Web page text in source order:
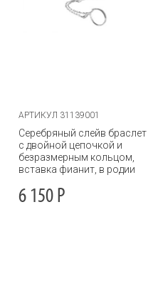
АРТИКУЛ 31139001
Серебряный слейв браслет
с двойной цепочкой и
безразмерным кольцом,
вставка фианит, в родии
6 150 Р